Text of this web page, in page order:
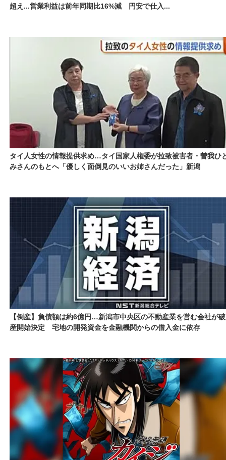
超え...営業利益は前年同期比16%減 円安で仕入...
タイ人女性の情報提供求め…タイ国家人権委が拉致被害者・曽我ひ
みさんのもとへ「優しく面倒見のいいお姉さんだった」新潟
【倒産】負債額は約6億円…新潟市中央区の不動産業を営む会社が破
産開始決定 宅地の開発資金を金融機関からの借入金に依存